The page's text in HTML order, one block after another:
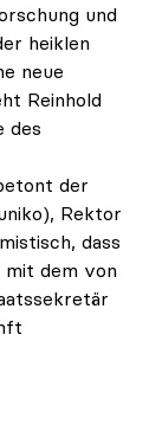
und
heiklen
neue
Reinhold
des
der
Rektor
dass
mit dem von
zur Stärkung